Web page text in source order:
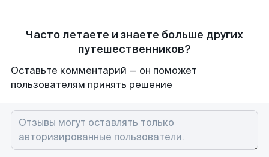
Часто летаете и знаете больше других
путешественников?
Оставьте комментарий — он поможет
пользователям принять решение